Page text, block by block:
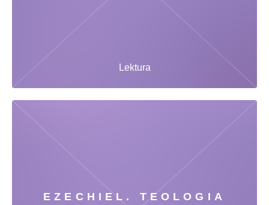
Lektura
EZECHIEL. TEOLOGIA